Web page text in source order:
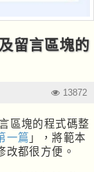
留言區塊的
13872
區塊的程式碼整
一篇 」，將範本
改都很方便。